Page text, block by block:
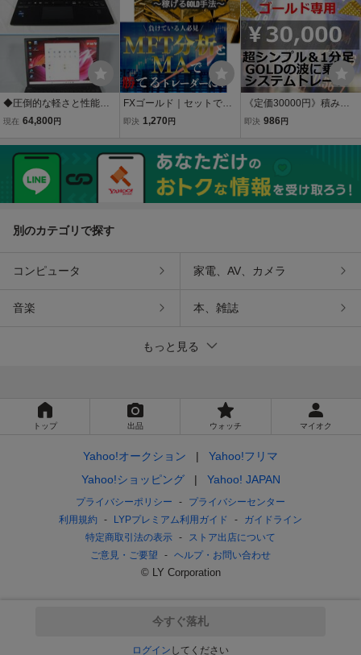
システム）
◆圧倒的な軽さと性能！
◆第13世代Corei7-1370P
[3.9GHz/16G/256GB]◆大
容量メモリSSD◆Window
s11Pro◆
現在 64,800 円
FXゴールド｜セットでお
得！現役医師トレーダー
法】
即決 1,270 円
《定価30000円》積み上
げ型トレード法『魔法の
FX MT4 インジケータ
ー
即決 986 円
別のカテゴリで探す
コンピュータ 家電、AV、カメラ
音楽 本、雑誌
もっと見る
今すぐ落札
ログイン してください
トップ 出品 ウォッチ マイオク
Yahoo!オークション
Yahoo!フリマ
Yahoo!ショッピング
Yahoo! JAPAN
プライバシーポリシー
プライバシーセンター
利用規約
LYPプレミアム利用ガイド
ガイドライン
特定商取引法の表示
ストア出店について
ご意見・ご要望
ヘルプ・お問い合わせ
© LY Corporation